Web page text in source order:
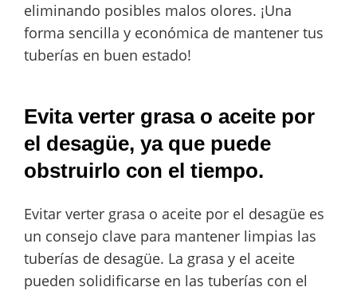
eliminando posibles malos olores. ¡Una
forma sencilla y económica de mantener tus
tuberías en buen estado!
Evita verter grasa o aceite por
el desagüe, ya que puede
obstruirlo con el tiempo.
Evitar verter grasa o aceite por el desagüe es
un consejo clave para mantener limpias las
tuberías de desagüe. La grasa y el aceite
pueden solidificarse en las tuberías con el